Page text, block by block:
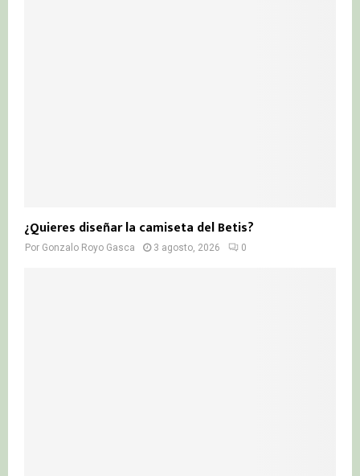
¿Quieres diseñar la camiseta del Betis?
Por Gonzalo Royo Gasca 3 agosto, 2026 0